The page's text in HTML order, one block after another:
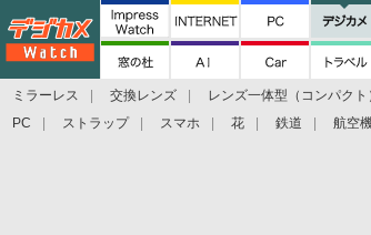
ミラーレス 交換レンズ レンズ一体型（コンパクト
PC
ストラップ スマホ 花 鉄道 航空